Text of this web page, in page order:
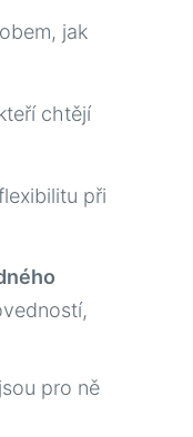
jak
chtějí
při
pro ně